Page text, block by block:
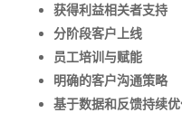
获得利益相关者支持
分阶段客户上线
员工培训与赋能
明确的客户沟通策略
基于数据和反馈持续